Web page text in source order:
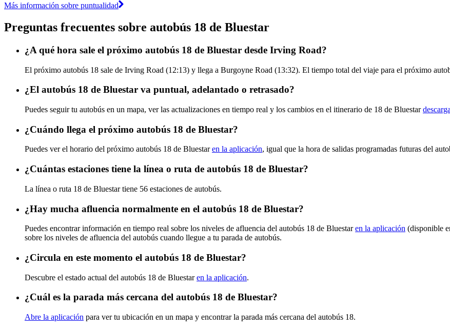
Más información sobre puntualidad
Preguntas frecuentes sobre autobús 18 de Bluestar
¿A qué hora sale el próximo autobús 18 de Bluestar desde Irving Road?
El próximo autobús 18 sale de Irving Road (12:13) y llega a Burgoyne Road (13:32). El tiempo total del viaje para el próximo
¿El autobús 18 de Bluestar va puntual, adelantado o retrasado?
Puedes seguir tu autobús en un mapa, ver las actualizaciones en tiempo real y los cambios en el itinerario de 18 de Bluestar
¿Cuándo llega el próximo autobús 18 de Bluestar?
Puedes ver el horario del próximo autobús 18 de Bluestaren la aplicación, igual que la hora de salidas programadas futuras del
¿Cuántas estaciones tiene la línea o ruta de autobús 18 de Bluestar?
La línea o ruta 18 de Bluestar tiene 56 estaciones de autobús.
¿Hay mucha afluencia normalmente en el autobús 18 de Bluestar?
Puedes encontrar información en tiempo real sobre los niveles de afluencia del autobús 18 de Bluestaren la aplicación (disponible
sobre los niveles de afluencia del autobús cuando llegue a tu parada de autobús.
¿Circula en este momento el autobús 18 de Bluestar?
Descubre el estado actual del autobús 18 de Bluestaren la aplicación.
¿Cuál es la parada más cercana del autobús 18 de Bluestar?
Abre la aplicación para ver tu ubicación en un mapa y encontrar la parada más cercana del autobús 18.